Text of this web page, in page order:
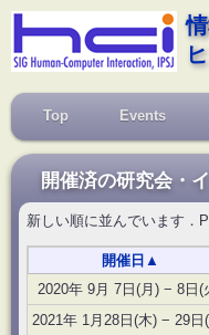
Top Events
開催済の研究会・
新しい順に並んでいます．
開催日 ▲
2020年 9月 7日(月) − 8日(
2021年 1月28日(木) − 29日